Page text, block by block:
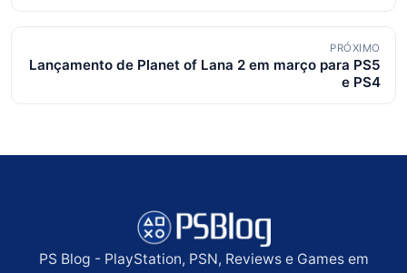
posts
PRÓXIMO
Lançamento de Planet of Lana 2 em março para PS5
e PS4
PS Blog - PlayStation, PSN, Reviews e Games em